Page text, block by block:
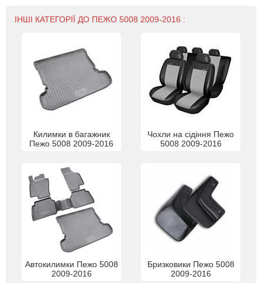
ІНШІ КАТЕГОРІЇ ДО ПЕЖО 5008 2009-2016 :
Килимки в багажник
Пежо 5008 2009-2016
Чохли на сідіння Пежо
5008 2009-2016
Автокилимки Пежо 5008
2009-2016
Бризковики Пежо 5008
2009-2016